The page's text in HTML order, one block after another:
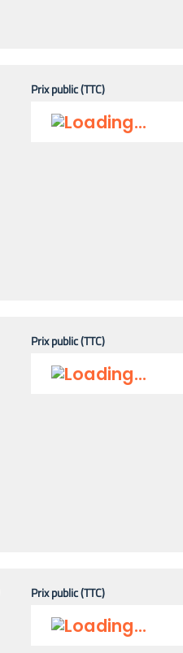
Prix public (TTC)
Prix public (TTC)
Prix public (TTC)